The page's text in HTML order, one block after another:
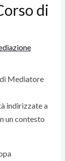
di
di Mediatore
indirizzate a
un contesto